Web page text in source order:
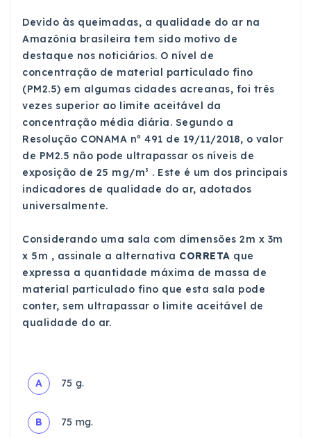
Devido às queimadas, a qualidade do ar na
Amazônia brasileira tem sido motivo de
destaque nos noticiários. O nível de
concentração de material particulado fino
(PM2.5) em algumas cidades acreanas, foi três
vezes superior ao limite aceitável da
concentração média diária. Segundo a
Resolução CONAMA nº 491 de 19/11/2018, o valor
de PM2.5 não pode ultrapassar os níveis de
exposição de 25 mg/m³ . Este é um dos principais
indicadores de qualidade do ar, adotados
universalmente.
Considerando uma sala com dimensões 2m x 3m
x 5m , assinale a alternativa CORRETA que
expressa a quantidade máxima de massa de
material particulado fino que esta sala pode
conter, sem ultrapassar o limite aceitável de
qualidade do ar.
A 75 g.
B 75 mg.